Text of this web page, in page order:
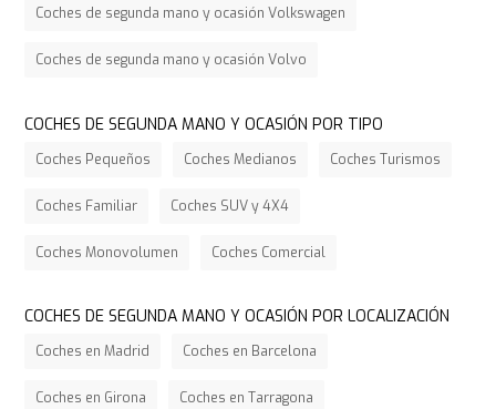
Coches de segunda mano y ocasión Volkswagen
Coches de segunda mano y ocasión Volvo
COCHES DE SEGUNDA MANO Y OCASIÓN POR TIPO
Coches Pequeños Coches Medianos Coches Turismos
Coches Familiar Coches SUV y 4X4
Coches Monovolumen Coches Comercial
COCHES DE SEGUNDA MANO Y OCASIÓN POR LOCALIZACIÓN
Coches en Madrid Coches en Barcelona
Coches en Girona Coches en Tarragona